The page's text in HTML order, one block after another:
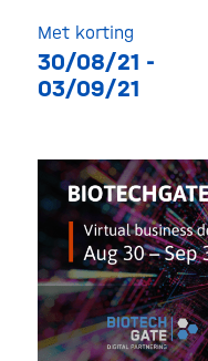
Met korting
30/08/21 -
03/09/21